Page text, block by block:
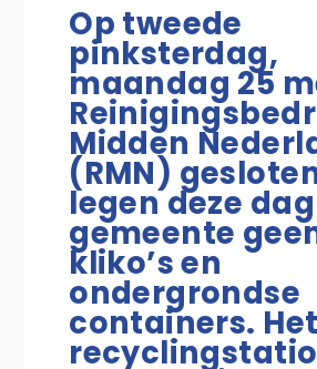
Op tweede
pinksterdag,
maandag 25
Midden
(RMN)
legen deze
gemeente
kliko’s en
ondergrondse
containers. Het